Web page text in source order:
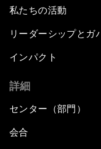
私たちの活動
リーダーシップとガ
インパクト
詳細
センター（部門）
会合